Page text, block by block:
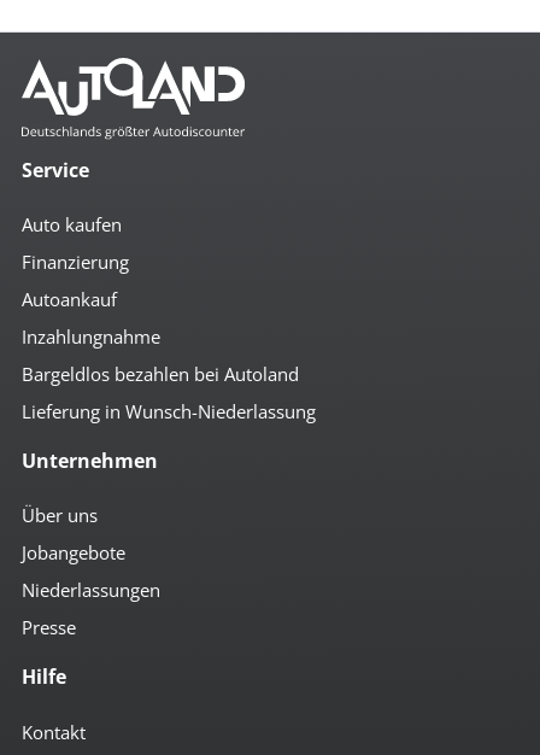
Service
Auto kaufen
Finanzierung
Autoankauf
Inzahlungnahme
Bargeldlos bezahlen bei Autoland
Lieferung in Wunsch-Niederlassung
Unternehmen
Über uns
Jobangebote
Niederlassungen
Presse
Hilfe
Kontakt